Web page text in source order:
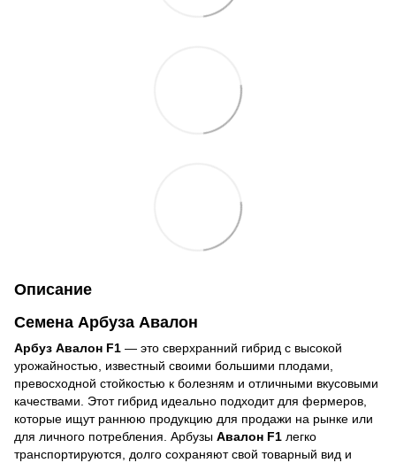
Описание
Семена Арбуза Авалон
Арбуз Авалон F1 — это сверхранний гибрид с высокой
урожайностью, известный своими большими плодами,
превосходной стойкостью к болезням и отличными вкусовыми
качествами. Этот гибрид идеально подходит для фермеров,
которые ищут раннюю продукцию для продажи на рынке или
для личного потребления. Арбузы Авалон F1 легко
транспортируются, долго сохраняют свой товарный вид и